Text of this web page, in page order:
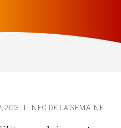
2013 | L'INFO DE LA SEMAINE